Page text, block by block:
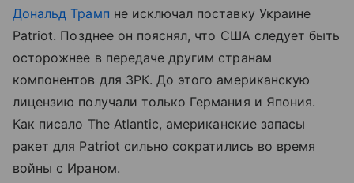
Дональд Трамп не исключал поставку Украине
Patriot. Позднее он пояснял, что США следует быть
осторожнее в передаче другим странам
компонентов для ЗРК. До этого американскую
лицензию получали только Германия и Япония.
Как писало The Atlantic, американские запасы
ракет для Patriot сильно сократились во время
войны с Ираном.